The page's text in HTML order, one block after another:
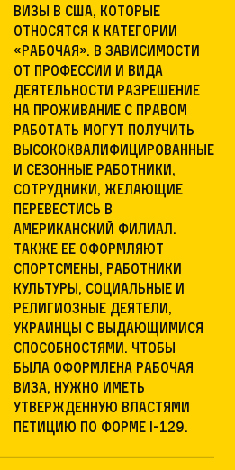
визы в США, которые
относятся к категории
«рабочая». В зависимости
от профессии и вида
деятельности разрешение
на проживание с правом
работать могут получить
высококвалифицированные
и сезонные работники,
сотрудники, желающие
перевестись в
американский филиал.
Также ее оформляют
спортсмены, работники
культуры, социальные и
религиозные деятели,
украинцы с выдающимися
способностями. Чтобы
была оформлена рабочая
виза, нужно иметь
утвержденную властями
петицию по форме I-129.